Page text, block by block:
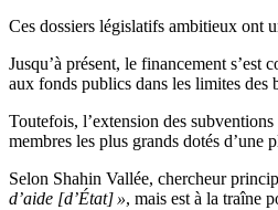
Ces dossiers législatifs ambitieux ont
Jusqu’à présent, le financement
aux fonds publics dans les limites des
Toutefois, l’extension des
membres les plus grands dotés
Selon Shahin Vallée, chercheur
d’aide [d’État] », mais est à la traîne